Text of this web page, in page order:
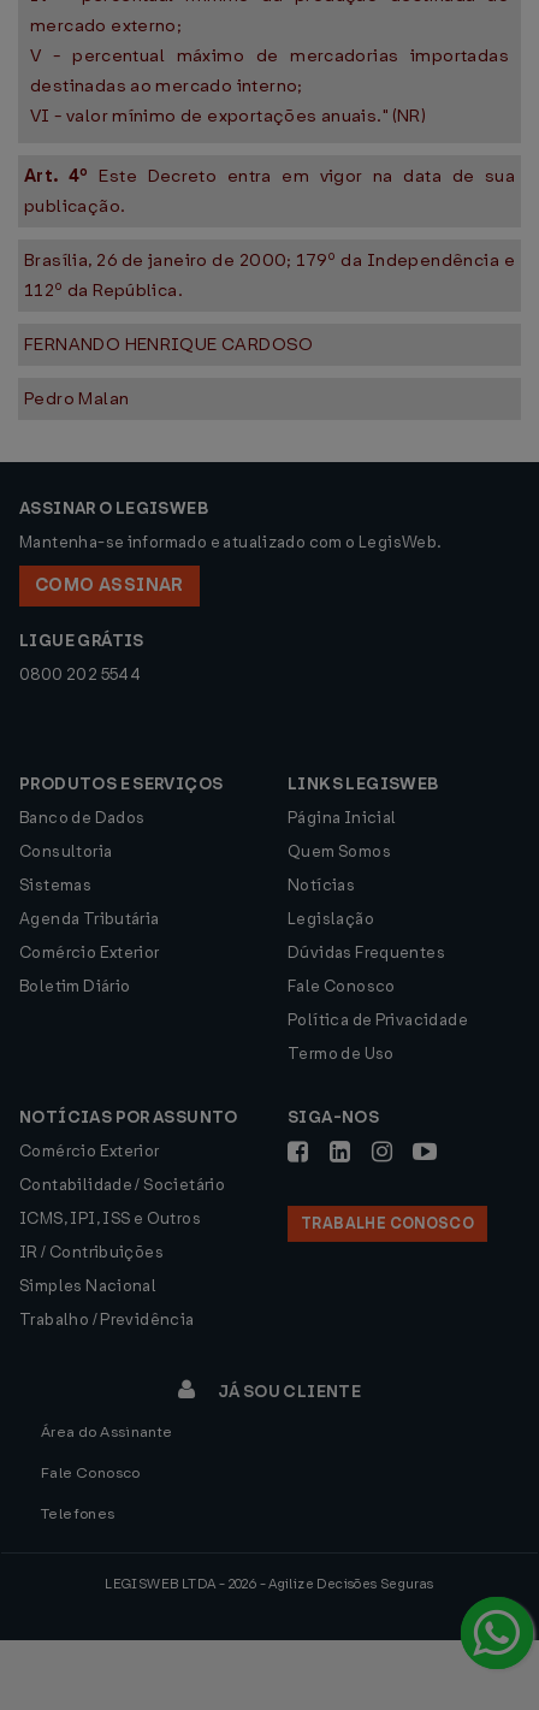
mercado externo;
V - percentual máximo de mercadorias importadas
destinadas ao mercado interno;
VI - valor mínimo de exportações anuais." (NR)
Art. 4º Este Decreto entra em vigor na data de sua
publicação.
Brasília, 26 de janeiro de 2000; 179º da Independência e
112º da República.
FERNANDO HENRIQUE CARDOSO
Pedro Malan
ASSINAR O LEGISWEB
Mantenha-se informado e atualizado com o LegisWeb.
COMO ASSINAR
LIGUE GRÁTIS
0800 202 5544
PRODUTOS E SERVIÇOS
Banco de Dados
Consultoria
Sistemas
Agenda Tributária
Comércio Exterior
Boletim Diário
LINKS LEGISWEB
Página Inicial
Quem Somos
Notícias
Legislação
Dúvidas Frequentes
Fale Conosco
Política de Privacidade
Termo de Uso
NOTÍCIAS POR ASSUNTO
Comércio Exterior
Contabilidade / Societário
ICMS, IPI, ISS e Outros
IR / Contribuições
Simples Nacional
Trabalho / Previdência
SIGA-NOS
TRABALHE CONOSCO
JÁ SOU CLIENTE
Área do Assinante
Fale Conosco
Telefones
LEGISWEB LTDA - 2026 - Agilize Decisões Seguras